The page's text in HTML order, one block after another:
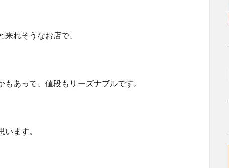
れそうなお店で、
もあって、値段もリーズナブルです。
ます。